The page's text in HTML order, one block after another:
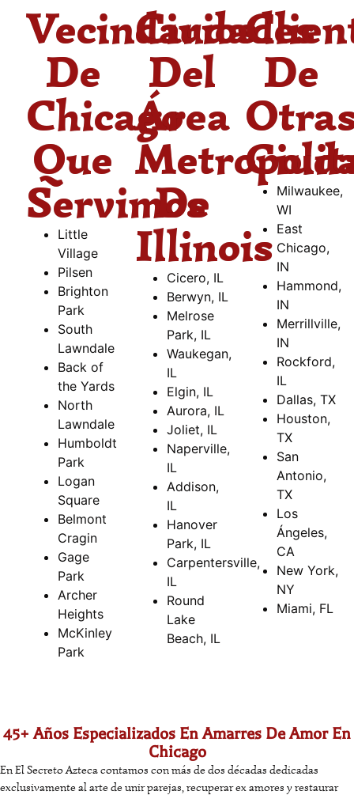
Vecindarios
De
Chicago
Que
Servimos
Little
Village
Pilsen
Brighton
Park
South
Lawndale
Back of
the Yards
North
Lawndale
Humboldt
Park
Logan
Square
Belmont
Cragin
Gage
Park
Archer
Heights
McKinley
Park
Ciudades
Del
Área
De
Illinois
Cicero, IL
Berwyn, IL
Melrose
Park, IL
Waukegan,
IL
Elgin, IL
Aurora, IL
Joliet, IL
Naperville,
IL
Addison,
IL
Hanover
Park, IL
Carpentersville,
IL
Round
Lake
Beach, IL
De
Milwaukee,
WI
East
Chicago,
IN
Hammond,
IN
Merrillville,
IN
Rockford,
IL
Dallas, TX
Houston,
TX
San
Antonio,
TX
Los
Ángeles,
CA
New York,
NY
Miami, FL
45+ Años Especializados En Amarres De Amor En
Chicago
En El Secreto Azteca contamos con más de dos décadas dedicadas
exclusivamente al arte de unir parejas, recuperar ex amores y restaurar